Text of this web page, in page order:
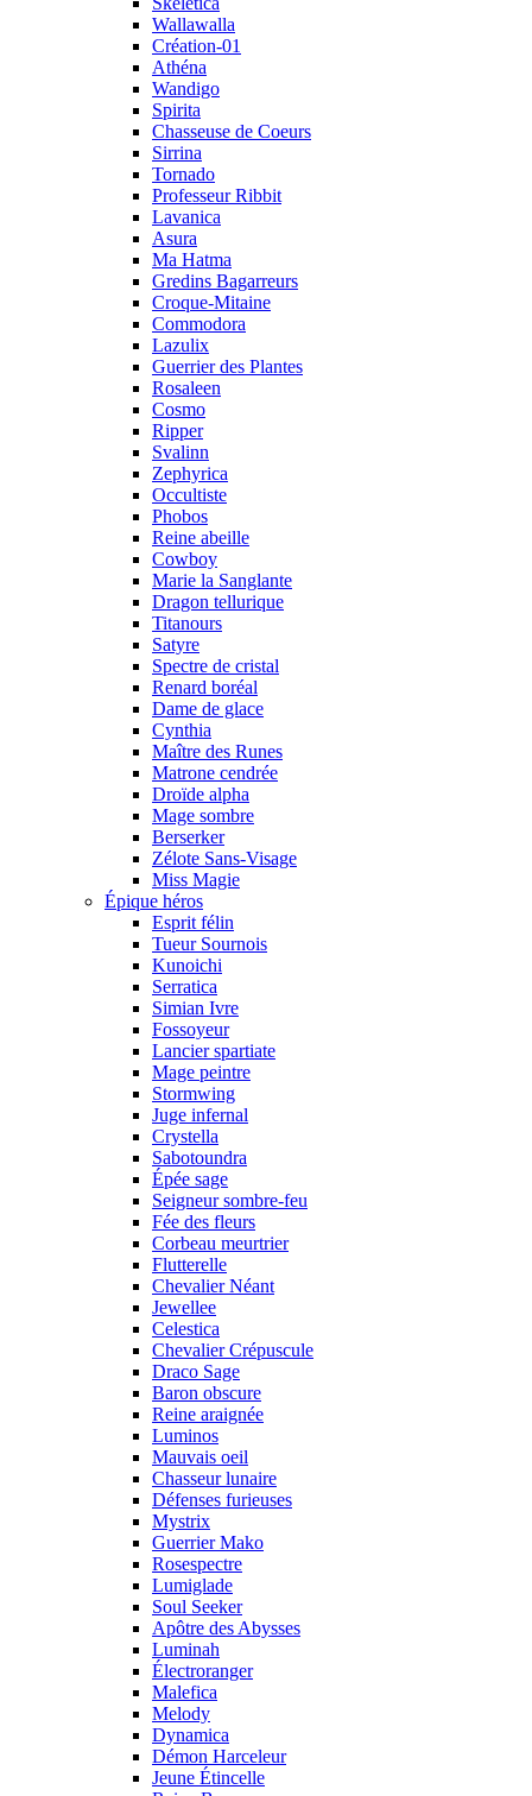
Wallawalla
Création-01
Athéna
Wandigo
Spirita
Chasseuse de Coeurs
Sirrina
Tornado
Professeur Ribbit
Lavanica
Asura
Ma Hatma
Gredins Bagarreurs
Croque-Mitaine
Commodora
Lazulix
Guerrier des Plantes
Rosaleen
Cosmo
Ripper
Svalinn
Zephyrica
Occultiste
Phobos
Reine abeille
Cowboy
Marie la Sanglante
Dragon tellurique
Titanours
Satyre
Spectre de cristal
Renard boréal
Dame de glace
Cynthia
Maître des Runes
Matrone cendrée
Droïde alpha
Mage sombre
Berserker
Zélote Sans-Visage
Miss Magie
Épique héros
Esprit félin
Tueur Sournois
Kunoichi
Serratica
Simian Ivre
Fossoyeur
Lancier spartiate
Mage peintre
Stormwing
Juge infernal
Crystella
Sabotoundra
Épée sage
Seigneur sombre-feu
Fée des fleurs
Corbeau meurtrier
Flutterelle
Chevalier Néant
Jewellee
Celestica
Chevalier Crépuscule
Draco Sage
Baron obscure
Reine araignée
Luminos
Mauvais oeil
Chasseur lunaire
Défenses furieuses
Mystrix
Guerrier Mako
Rosespectre
Lumiglade
Soul Seeker
Apôtre des Abysses
Luminah
Électroranger
Malefica
Melody
Dynamica
Démon Harceleur
Jeune Étincelle